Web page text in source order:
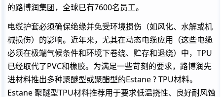
的路博润集团，全球已有7600名员工。
电缆护套必须确保绝缘并免受环境损伤（如风化、水解或机
械损伤）的影响。近年来，尤其在动态电缆应用（这些电缆
必须在极端气候条件和环境下卷绕、贮存和退绕）中，TPU
已经取代了PVC和橡胶。为满足一些苛刻的要求，路博润先
进材料推出多种聚醚型或聚酯型的Estane ? TPU材料。
Estane 聚醚型TPU材料推荐用于要求低温挠性、良好耐风蚀